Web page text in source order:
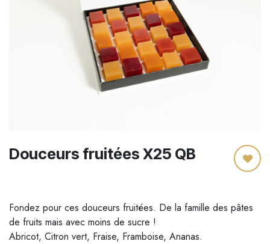
Douceurs fruitées X25 QB
Fondez pour ces douceurs fruitées. De la famille des pâtes
de fruits mais avec moins de sucre !
Abricot, Citron vert, Fraise, Framboise, Ananas.